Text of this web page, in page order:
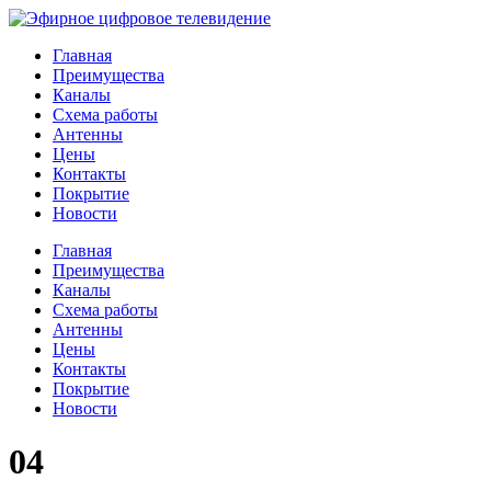
Главная
Преимущества
Каналы
Схема работы
Антенны
Цены
Контакты
Покрытие
Новости
Главная
Преимущества
Каналы
Схема работы
Антенны
Цены
Контакты
Покрытие
Новости
04